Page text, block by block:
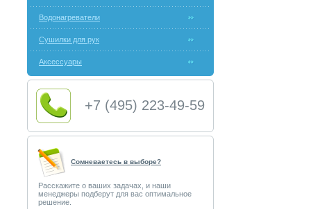
Водонагреватели
Сушилки для рук
Аксессуары
+7 (495) 223-49-59
Сомневаетесь в выборе?
Расскажите о ваших задачах, и наши
менеджеры подберут для вас оптимальное
решение.